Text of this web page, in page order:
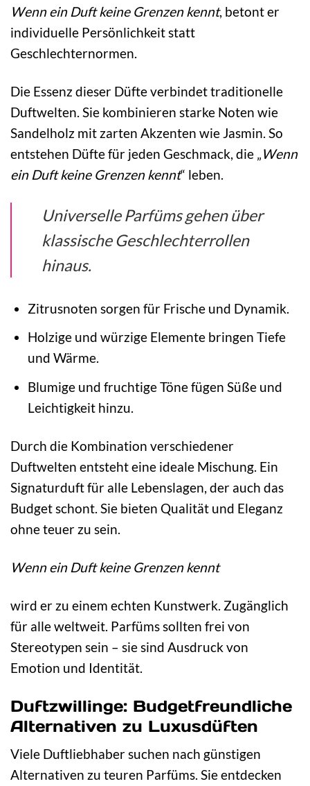
Wenn ein Duft keine Grenzen kennt, betont er
individuelle Persönlichkeit statt
Geschlechternormen.
Die Essenz dieser Düfte verbindet traditionelle
Duftwelten. Sie kombinieren starke Noten wie
Sandelholz mit zarten Akzenten wie Jasmin. So
entstehen Düfte für jeden Geschmack, die „Wenn
ein Duft keine Grenzen kennt“ leben.
Universelle Parfüms gehen über
klassische Geschlechterrollen
hinaus.
Zitrusnoten sorgen für Frische und Dynamik.
Holzige und würzige Elemente bringen Tiefe
und Wärme.
Blumige und fruchtige Töne fügen Süße und
Leichtigkeit hinzu.
Durch die Kombination verschiedener
Duftwelten entsteht eine ideale Mischung. Ein
Signaturduft für alle Lebenslagen, der auch das
Budget schont. Sie bieten Qualität und Eleganz
ohne teuer zu sein.
Wenn ein Duft keine Grenzen kennt
wird er zu einem echten Kunstwerk. Zugänglich
für alle weltweit. Parfüms sollten frei von
Stereotypen sein – sie sind Ausdruck von
Emotion und Identität.
Duftzwillinge: Budgetfreundliche
Alternativen zu Luxusdüften
Viele Duftliebhaber suchen nach günstigen
Alternativen zu teuren Parfüms. Sie entdecken